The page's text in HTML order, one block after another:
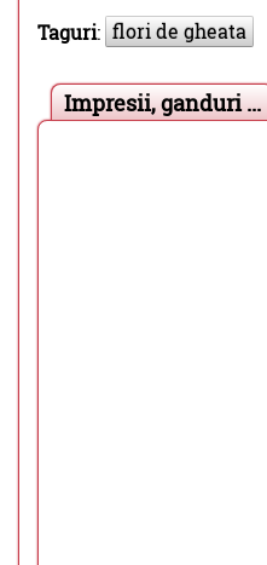
Taguri: flori de gheata
Impresii, ganduri ...